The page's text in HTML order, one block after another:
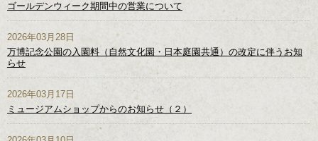
ゴールデンウィーク期間中の営業について
2026年03月28日
万博記念公園の入園料（自然文化園・日本庭園共通）の改定に伴うお知
らせ
2026年03月17日
ミュージアムショップからのお知らせ（２）